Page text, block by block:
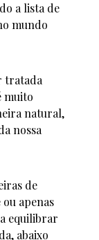
a lista de
mundo
tratada
muito
natural,
nossa
de
apenas
equilibrar
abaixo